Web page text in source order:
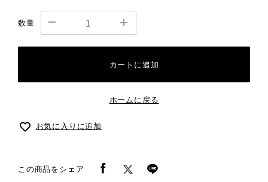
数量
カートに追加
ホームに戻る
お気に入りに追加
この商品をシェア